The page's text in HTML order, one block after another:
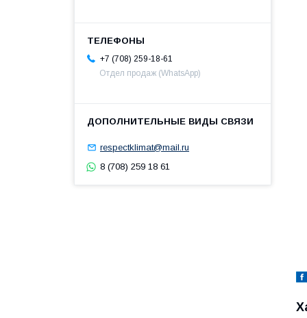
+7 (708) 259-18-61
Отдел продаж (WhatsApp)
respectklimat@mail.ru
8 (708) 259 18 61